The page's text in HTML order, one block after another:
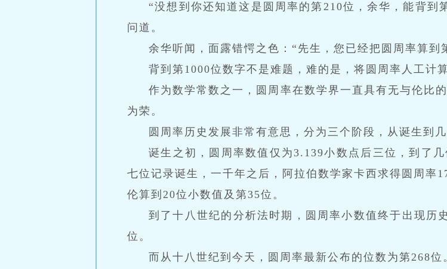
“没想到你还知道这是圆周率的第210位，余华，能背
问道。
余华听闻，面露错愕之色：“先生，您已经把圆周率算到
背到第1000位数字不是难题，难的是，将圆周率人工计
作为数学常数之一，圆周率在数学界一直具有无与伦比
为荣。
圆周率历史发展非常有意思，分为三个阶段，从诞生到
诞生之初，圆周率数值仅为3.139小数点后三位，到了
七位记录诞生，一千年之后，阿拉伯数学家卡西求得圆周率
伦算到20位小数值及第35位。
到了十八世纪的分析法时期，圆周率小数值终于出现历
位。
而从十八世纪到今天，圆周率最新公布的位数为第268位